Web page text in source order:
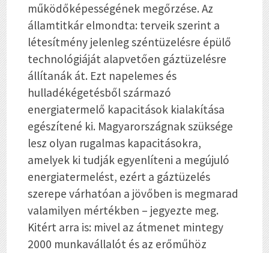
működőképességének megőrzése. Az
államtitkár elmondta: terveik szerint a
létesítmény jelenleg széntüzelésre épülő
technológiáját alapvetően gáztüzelésre
állítanák át. Ezt napelemes és
hulladékégetésből származó
energiatermelő kapacitások kialakítása
egészítené ki. Magyarországnak szüksége
lesz olyan rugalmas kapacitásokra,
amelyek ki tudják egyenlíteni a megújuló
energiatermelést, ezért a gáztüzelés
szerepe várhatóan a jövőben is megmarad
valamilyen mértékben – jegyezte meg.
Kitért arra is: mivel az átmenet mintegy
2000 munkavállalót és az erőműhöz